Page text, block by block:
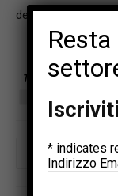
dei nutrienti.
TAGS
DSM
* indicates
Indirizzo